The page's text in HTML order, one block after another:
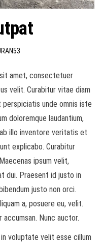
amet, consectetuer
velit. Curabitur vitae diam
perspiciatis unde omnis iste
doloremque laudantium,
illo inventore veritatis et
explicabo. Curabitur
ipsum velit,
dui. Praesent id justo in
justo non orci.
a, posuere eu, velit.
Nunc auctor.
voluptate velit esse cillum